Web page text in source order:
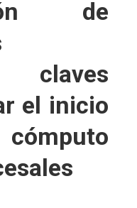
de
claves
el inicio